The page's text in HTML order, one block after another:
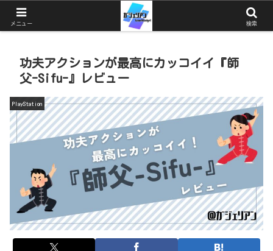
ガジェットとゲームと猫を中心としたブログ
功夫アクションが最高にカッコイイ『師
父-Sifu-』レビュー
PlayStation
メニュー 検索